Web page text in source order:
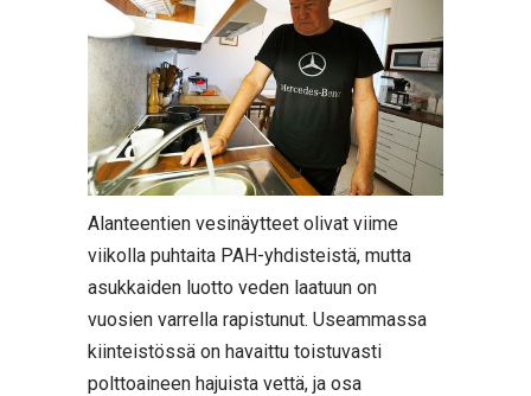
Alanteentien vesinäytteet olivat viime
viikolla puhtaita PAH-yhdisteistä, mutta
asukkaiden luotto veden laatuun on
vuosien varrella rapistunut. Useammassa
kiinteistössä on havaittu toistuvasti
polttoaineen hajuista vettä, ja osa